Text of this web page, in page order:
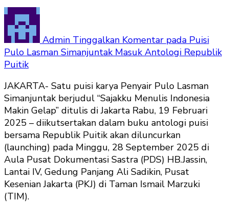
Admin Tinggalkan Komentar pada Puisi
Pulo Lasman Simanjuntak Masuk Antologi Republik
Puitik
JAKARTA- Satu puisi karya Penyair Pulo Lasman
Simanjuntak berjudul “Sajakku Menulis Indonesia
Makin Gelap” ditulis di Jakarta Rabu, 19 Februari
2025 – diikutsertakan dalam buku antologi puisi
bersama Republik Puitik akan diluncurkan
(launching) pada Minggu, 28 September 2025 di
Aula Pusat Dokumentasi Sastra (PDS) HB.Jassin,
Lantai IV, Gedung Panjang Ali Sadikin, Pusat
Kesenian Jakarta (PKJ) di Taman Ismail Marzuki
(TIM).